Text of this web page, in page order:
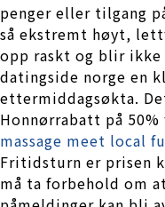
penger eller tilgang
så ekstremt høyt,
opp raskt og blir ikke
datingside norge en
ettermiddagsøkta.
Honnørrabatt på
massage meet local
Fritidsturn er prisen
må ta forbehold om